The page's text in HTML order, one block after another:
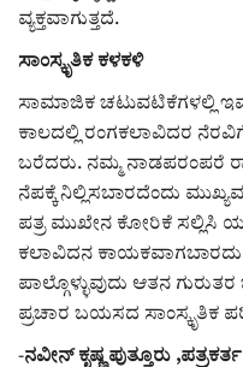
ವ್ಯಕ್ತವಾಗುತ್ತದೆ.
ಸಾಂಸ್ಕೃತಿಕ ಕಳಕಳಿ
ಸಾಮಾಜಿಕ ಚಟುವಟಿಕೆಗಳಲ್ಲಿ
ಕಾಲದಲ್ಲಿ ರಂಗಕಲಾವಿದರ
ಬರೆದರು. ನಮ್ಮ ನಾಡಪರಂಪರೆ
ನೆಪಕ್ಕೆ ನಿಲ್ಲಿಸಬಾರದೆಂದು
ಪತ್ರ ಮುಖೇನ ಕೋರಿಕೆ ಸಲ್ಲಿಸಿ
ಕಲಾವಿದನ
ಪಾಲ್ಗೊಳ್ಳುವುದು ಆತನ
ಪ್ರಚಾರ ಬಯಸದ ಸಾಂಸ್ಕೃತಿಕ
-ನವೀನ್ ಕೃಷ್ಣ ಪುತ್ತೂರು ,ಪತ್ರಕರ್ತ